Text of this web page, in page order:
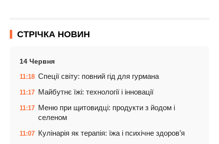
СТРІЧКА НОВИН
14 Червня
11:18 Спеції світу: повний гід для гурмана
11:17 Майбутнє їжі: технології і інновації
11:17 Меню при щитовидці: продукти з йодом і
селеном
11:07 Кулінарія як терапія: їжа і психічне здоров’я